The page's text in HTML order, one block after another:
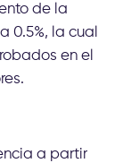
de la
0.5%, la cual
en el
a partir